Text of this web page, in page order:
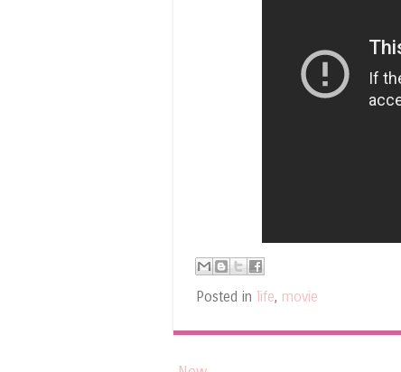
Posted in life, movie